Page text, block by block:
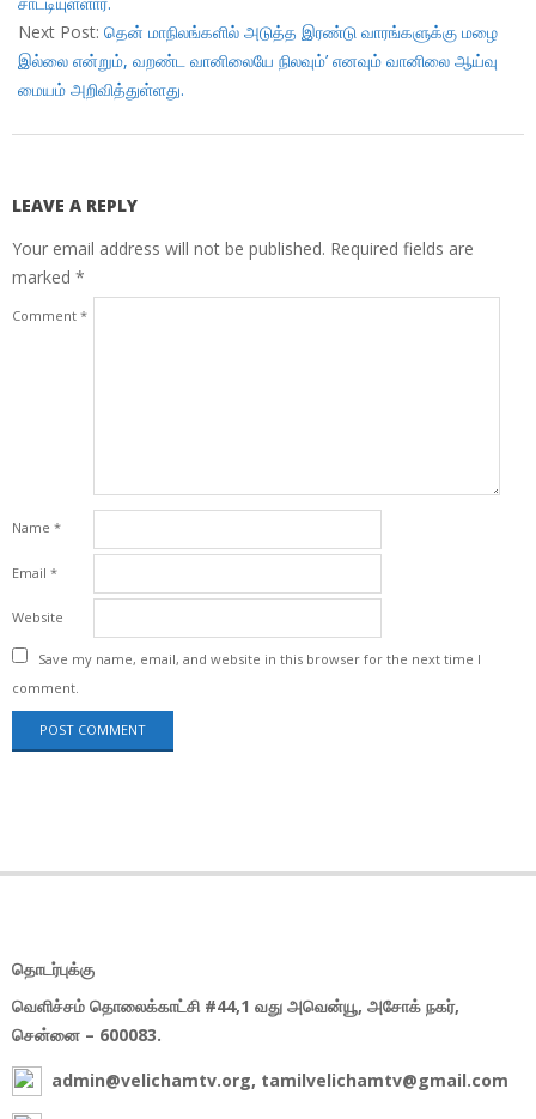
Next Post: தென் மாநிலங்களில் அடுத்த இரண்டு வாரங்களுக்கு மழை
இல்லை என்றும், வறண்ட வானிலையே நிலவும்’ எனவும் வானிலை ஆய்வு
மையம் அறிவித்துள்ளது.
LEAVE A REPLY
Your email address will not be published. Required fields are
marked *
Comment *
Name *
Email *
Website
Save my name, email, and website in this browser for the next time I
comment.
தொடர்புக்கு
வெளிச்சம் தொலைக்காட்சி #44,1 வது அவென்யூ, அசோக் நகர்,
சென்னை – 600083.
admin@velichamtv.org, tamilvelichamtv@gmail.com